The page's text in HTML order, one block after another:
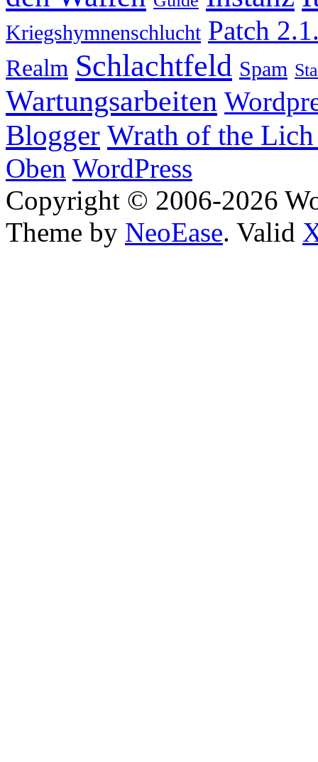
Kriegshymnenschlucht Patch
Realm Schlachtfeld Spam
Wartungsarbeiten
Blogger Wrath of the
Oben WordPress
Copyright © 2006-2026
Theme by NeoEase. Valid